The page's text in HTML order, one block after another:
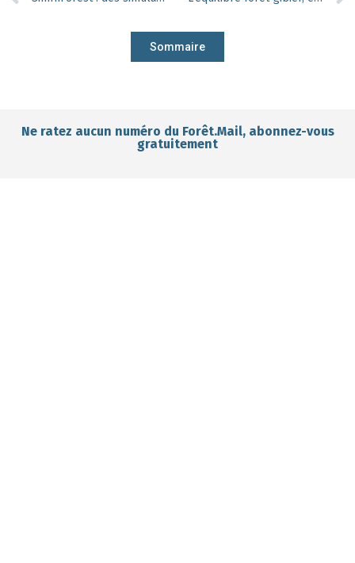
Sommaire
Ne ratez aucun numéro du Forêt.Mail, abonnez-vous
gratuitement